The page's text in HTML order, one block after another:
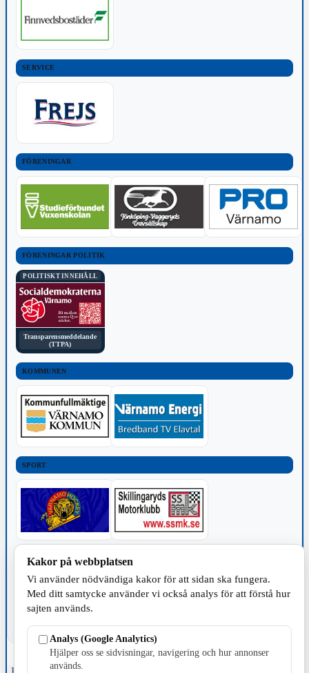
SERVICE
FÖRENINGAR
FÖRENINGAR POLITIK
POLITISKT INNEHÅLL
Transparensmeddelande
(TTPA)
KOMMUNEN
SPORT
TILLVERKNING
Kakor på webbplatsen
Vi använder nödvändiga kakor för att sidan ska fungera.
Med ditt samtycke använder vi också analys för att förstå hur
sajten används.
Analys (Google Analytics)
Hjälper oss se sidvisningar, navigering och hur annonser
används.